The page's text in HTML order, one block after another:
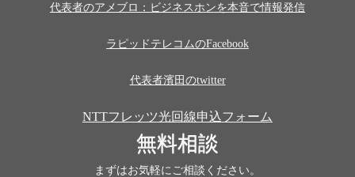
代表者のアメブロ：ビジネスホンを本音で情報発信
ラピッドテレコムのFacebook
代表者濱田のtwitter
NTTフレッツ光回線申込フォーム
無料相談
まずはお気軽にご相談ください。